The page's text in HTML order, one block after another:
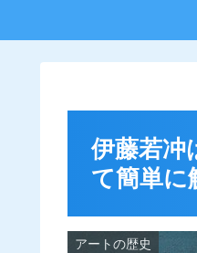
伊藤若冲
て簡単に
アートの歴史